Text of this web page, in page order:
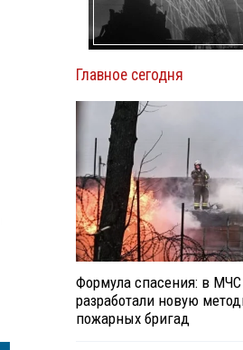
Главное сегодня
Формула спасения: в МЧС
разработали новую
пожарных бригад